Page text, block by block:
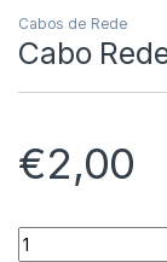
Cabos de Rede
Cabo
€2,00
Cabo Rede